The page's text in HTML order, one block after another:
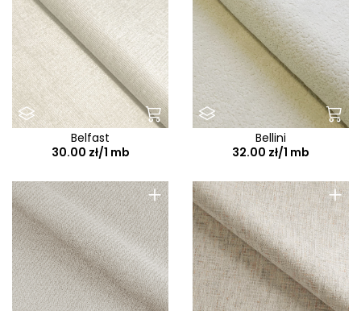
Belfast
30.00 zł/1 mb
Bellini
32.00 zł/1 mb
+ +